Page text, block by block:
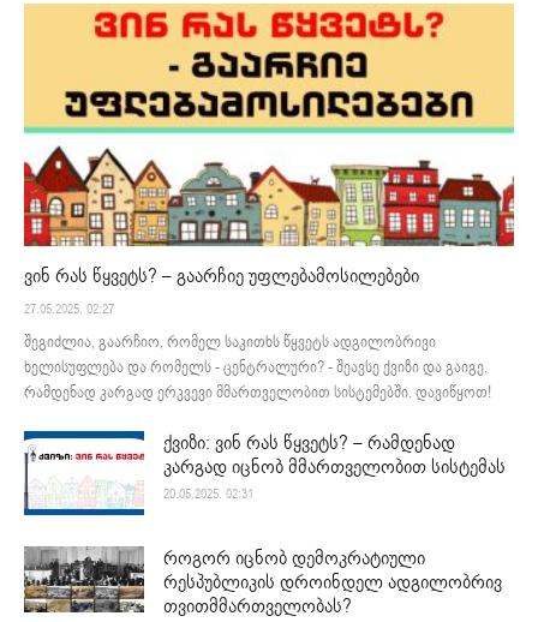
ვინ რას წყვეტს? – გაარჩიე უფლებამოსილებები
27.05.2025. 02:27
შეგიძლია, გაარჩიო, რომელ საკითხს წყვეტს ადგილობრივი
ხელისუფლება და რომელს - ცენტრალური? - შეავსე ქვიზი და გაიგე,
რამდენად კარგად ერკვევი მმართველობით სისტემებში. დავიწყოთ!
ქვიზი: ვინ რას წყვეტს? – რამდენად
კარგად იცნობ მმართველობით სისტემას
20.05.2025. 02:31
როგორ იცნობ დემოკრატიული
რესპუბლიკის დროინდელ ადგილობრივ
თვითმმართველობას?